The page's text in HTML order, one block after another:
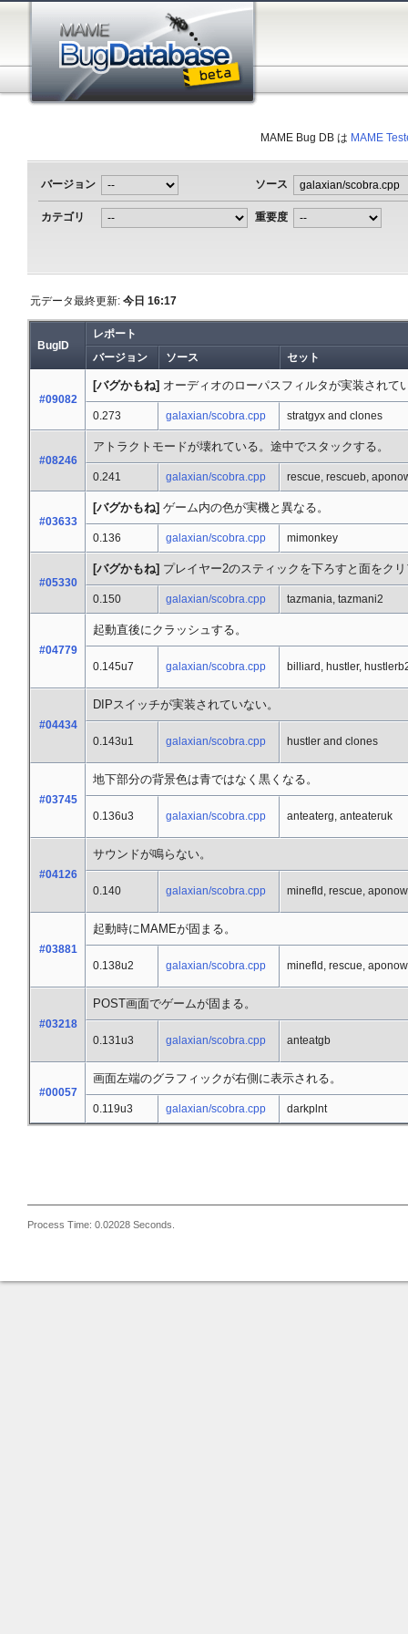
MAME Bug DB は MAME
バージョン ソース
カテゴリ 重要度
元データ最終更新: 今日 16:17
BugID
レポート
バージョン
ソース セット
#09082
[バグかもね] オーディオのローパスフィルタが実装されて
0.273 galaxian/scobra.cpp stratgyx and clones
#08246
アトラクトモードが壊れている。途中でスタックする。
0.241 galaxian/scobra.cpp rescue, rescueb,
#03633
[バグかもね] ゲーム内の色が実機と異なる。
0.136 galaxian/scobra.cpp mimonkey
#05330
[バグかもね] プレイヤー2のスティックを下ろすと面をク
0.150 galaxian/scobra.cpp tazmania, tazmani2
#04779
起動直後にクラッシュする。
0.145u7 galaxian/scobra.cpp billiard, hustler,
#04434
DIPスイッチが実装されていない。
0.143u1 galaxian/scobra.cpp hustler and clones
#03745
地下部分の背景色は青ではなく黒くなる。
0.136u3 galaxian/scobra.cpp anteaterg, anteateruk
#04126
サウンドが鳴らない。
0.140 galaxian/scobra.cpp minefld, rescue, aponow
#03881
起動時にMAMEが固まる。
0.138u2 galaxian/scobra.cpp minefld, rescue, aponow
#03218
POST画面でゲームが固まる。
0.131u3 galaxian/scobra.cpp anteatgb
#00057
画面左端のグラフィックが右側に表示される。
0.119u3 galaxian/scobra.cpp darkplnt
Process Time: 0.02028 Seconds.